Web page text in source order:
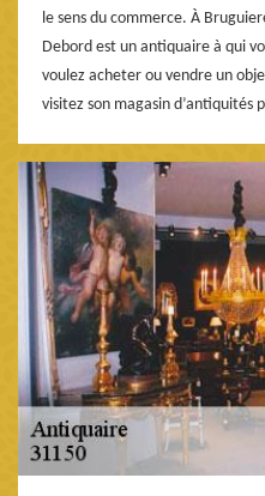
le sens du commerce. À
Debord est un antiquaire à qui
voulez acheter ou vendre un
visitez son magasin d’antiquités